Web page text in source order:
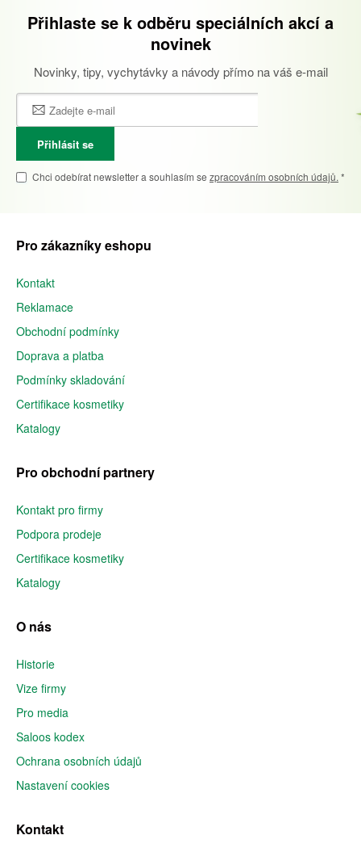
Přihlaste se k odběru speciálních akcí a
novinek
Novinky, tipy, vychytávky a návody přímo na váš e-mail
Přihlásit se
Chci odebírat newsletter a souhlasím se zpracováním osobních údajů. *
Pro zákazníky eshopu
Kontakt
Reklamace
Obchodní podmínky
Doprava a platba
Podmínky skladování
Certifikace kosmetiky
Katalogy
Pro obchodní partnery
Kontakt pro firmy
Podpora prodeje
Certifikace kosmetiky
Katalogy
O nás
Historie
Vize firmy
Pro media
Saloos kodex
Ochrana osobních údajů
Nastavení cookies
Kontakt